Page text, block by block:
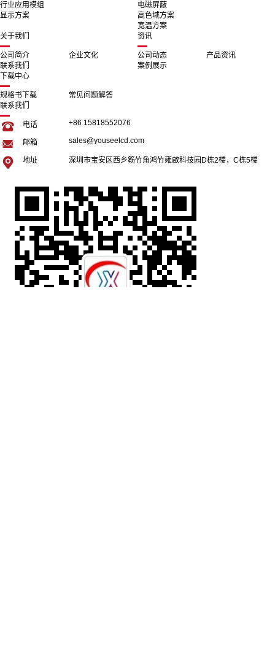
行业应用模组
显示方案
电磁屏蔽
高色域方案
宽温方案
关于我们
公司简介
企业文化
联系我们
资讯
公司动态
产品资讯
案例展示
下载中心
规格书下载
常见问题解答
联系我们
电话 +86 15818552076
邮箱 sales@youseelcd.com
地址 深圳市宝安区西乡簕竹角鸿竹雍啟科技园D栋2楼，C栋5楼